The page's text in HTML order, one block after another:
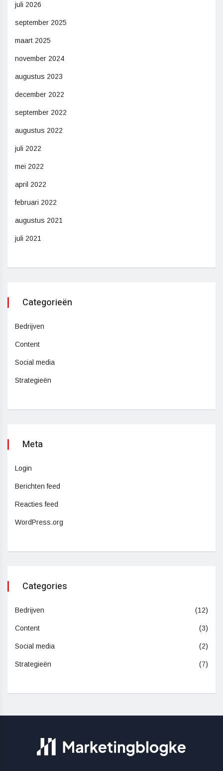
juli 2026
september 2025
maart 2025
november 2024
augustus 2023
december 2022
september 2022
augustus 2022
juli 2022
mei 2022
april 2022
februari 2022
augustus 2021
juli 2021
Categorieën
Bedrijven
Content
Social media
Strategieën
Meta
Login
Berichten feed
Reacties feed
WordPress.org
Categories
Bedrijven (12)
Content (3)
Social media (2)
Strategieën (7)